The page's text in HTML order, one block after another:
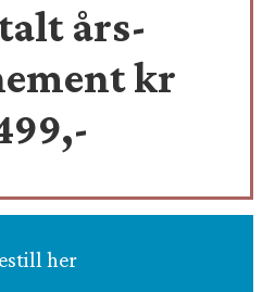
års-
kr
her